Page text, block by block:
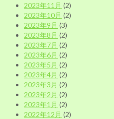
2023年11月 (2)
2023年10月 (2)
2023年9月 (3)
2023年8月 (2)
2023年7月 (2)
2023年6月 (2)
2023年5月 (2)
2023年4月 (2)
2023年3月 (2)
2023年2月 (2)
2023年1月 (2)
2022年12月 (2)